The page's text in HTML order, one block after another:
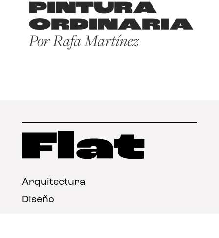
Arquitectura
Diseño